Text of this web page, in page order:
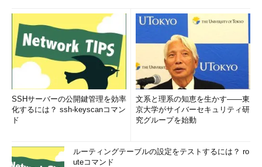
SSHサーバーの公開鍵管理を効率
化するには？ ssh-keyscanコマン
ド
文系と理系の知恵を生かす――東
京大学がサイバーセキュリティ研
究グループを始動
ルーティングテーブルの設定をテストするには？ ro
uteコマンド